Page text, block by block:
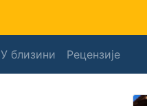
У близини Рецензије